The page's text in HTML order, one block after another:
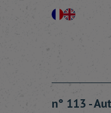
n° 113 -